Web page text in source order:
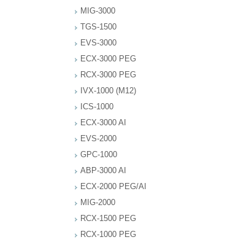
MIG-3000
TGS-1500
EVS-3000
ECX-3000 PEG
RCX-3000 PEG
IVX-1000 (M12)
ICS-1000
ECX-3000 AI
EVS-2000
GPC-1000
ABP-3000 AI
ECX-2000 PEG/AI
MIG-2000
RCX-1500 PEG
RCX-1000 PEG